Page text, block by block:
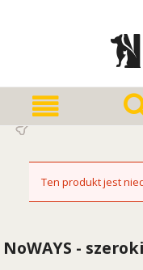
Ten produkt jest
NoWAYS -